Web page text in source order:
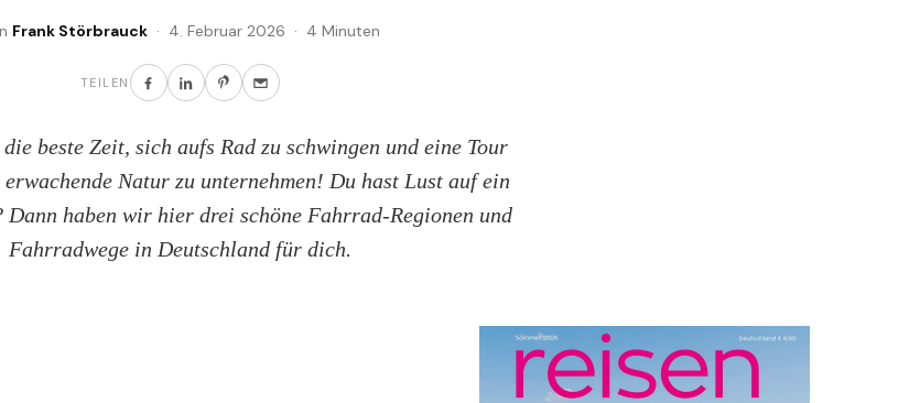
Frank Störbrauck· 4. Februar 2026 · 4 Minuten
TEILEN
beste Zeit, sich aufs Rad zu schwingen und eine Tour
Natur zu unternehmen! Du hast Lust auf ein
Dann haben wir hier drei schöne Fahrrad-Regionen und
Fahrradwege in Deutschland für dich.